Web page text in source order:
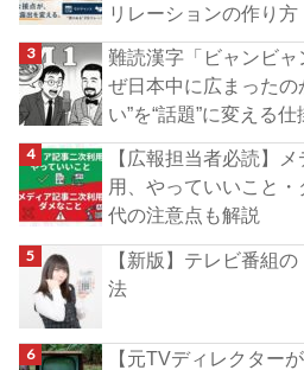
リレーションの作り方
難読漢字「ビャンビ
ぜ日本中に広まった
い”を“話題”に変える
【広報担当者必読】
用、やっていいこと
代の注意点も解説
【新版】テレビ番組
法
【元TVディレクター